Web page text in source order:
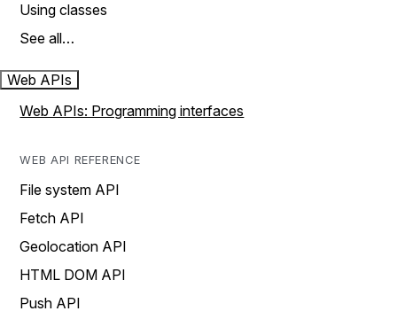
Using classes
See all…
Web APIs
Web APIs: Programming interfaces
WEB API REFERENCE
File system API
Fetch API
Geolocation API
HTML DOM API
Push API